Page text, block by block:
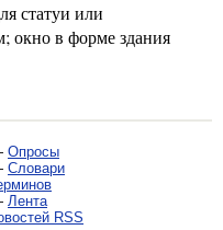
статуи или
окно в форме здания
Опросы
Словари
Лента
RSS